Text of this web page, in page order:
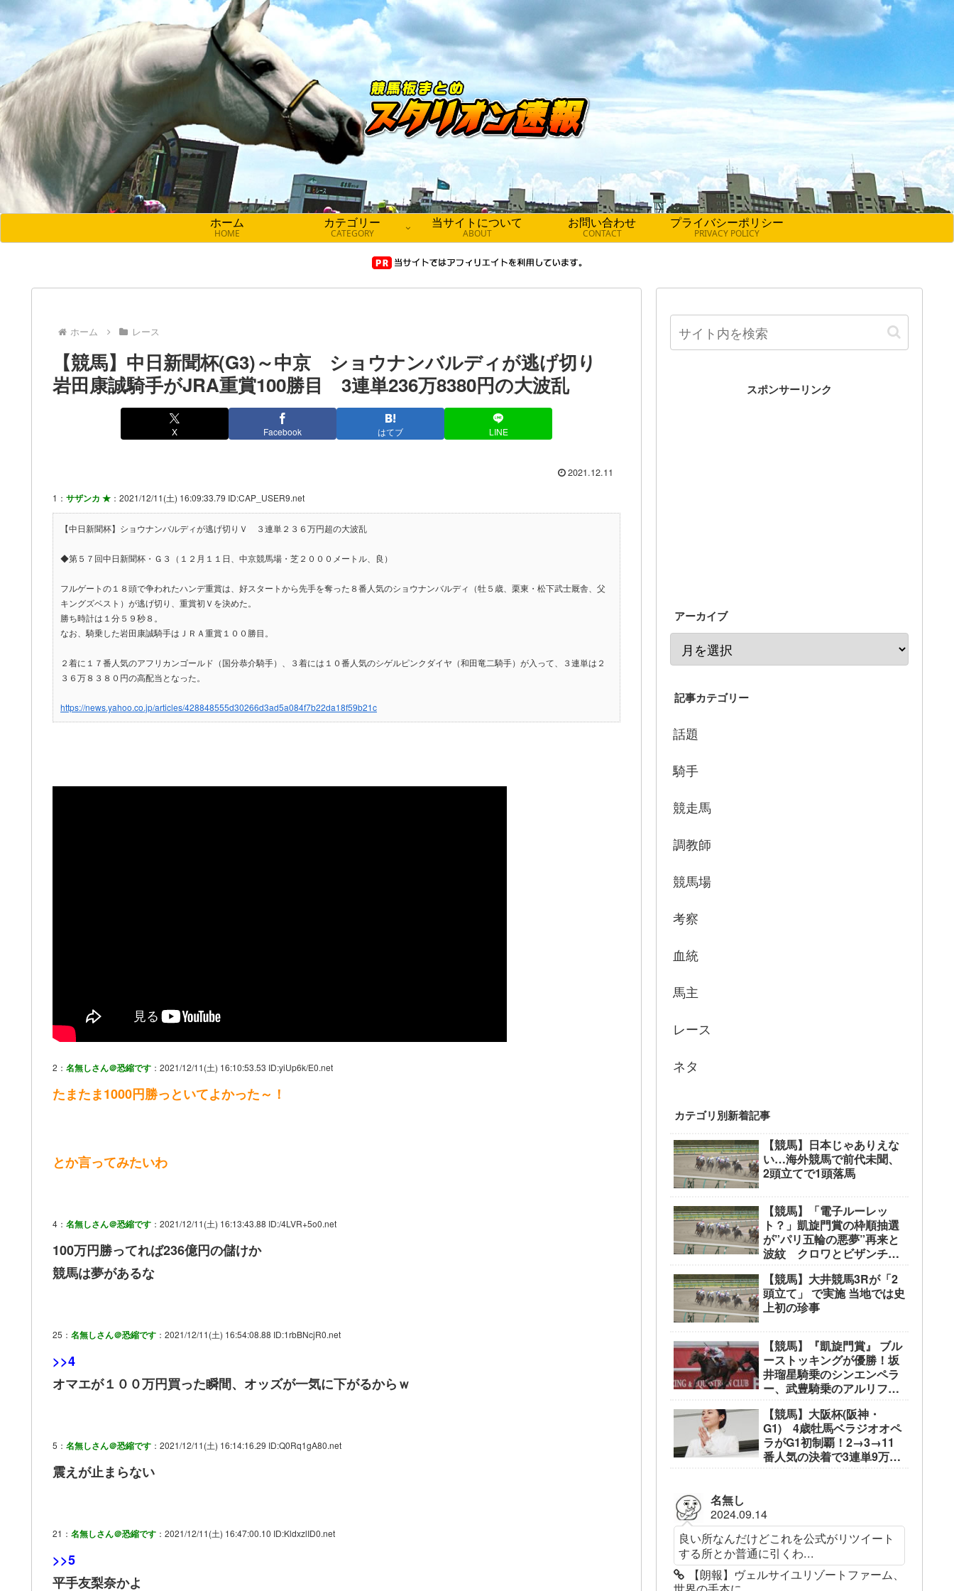
ホーム
HOME
カテゴリー
CATEGORY
当サイトについて
ABOUT
お問い合わせ
CONTACT
プライバシーポリシー
PRIVACY POLICY
ホーム レース
【競馬】中日新聞杯(G3)～中京 ショウナンバルディが逃げ切り
岩田康誠騎手がJRA重賞100勝目 3連単236万8380円の大波乱
X Facebook はてブ LINE
2021.12.11
1： サザンカ ★ ：2021/12/11(土) 16:09:33.79 ID:CAP_USER9.net
【中日新聞杯】ショウナンバルディが逃げ切りＶ ３連単２３６万円超の大波乱
◆第５７回中日新聞杯・Ｇ３（１２月１１日、中京競馬場・芝２０００メートル、良）
フルゲートの１８頭で争われたハンデ重賞は、好スタートから先手を奪った８番人気のショウナンバルディ（牡５歳、栗東・松下武士厩舎、父
キングズベスト）が逃げ切り、重賞初Ｖを決めた。
勝ち時計は１分５９秒８。
なお、騎乗した岩田康誠騎手はＪＲＡ重賞１００勝目。
２着に１７番人気のアフリカンゴールド（国分恭介騎手）、３着には１０番人気のシゲルピンクダイヤ（和田竜二騎手）が入って、３連単は２
３６万８３８０円の高配当となった。
https://news.yahoo.co.jp/articles/428848555d30266d3ad5a084f7b22da18f59b21c
2： 名無しさん＠恐縮です ：2021/12/11(土) 16:10:53.53 ID:yiUp6k/E0.net
たまたま1000円勝っといてよかった～！
とか言ってみたいわ
4： 名無しさん＠恐縮です ：2021/12/11(土) 16:13:43.88 ID:/4LVR+5o0.net
100万円勝ってれば236億円の儲けか
競馬は夢があるな
25： 名無しさん＠恐縮です ：2021/12/11(土) 16:54:08.88 ID:1rbBNcjR0.net
>>4
オマエが１００万円買った瞬間、オッズが一気に下がるからｗ
5： 名無しさん＠恐縮です ：2021/12/11(土) 16:14:16.29 ID:Q0Rq1gA80.net
震えが止まらない
21： 名無しさん＠恐縮です ：2021/12/11(土) 16:47:00.10 ID:KldxzlID0.net
>>5
平手友梨奈かよ
スポンサーリンク
アーカイブ
記事カテゴリー
話題
騎手
競走馬
調教師
競馬場
考察
血統
馬主
レース
ネタ
カテゴリ別新着記事
【競馬】日本じゃありえな
い…海外競馬で前代未聞、
2頭立てで1頭落馬
【競馬】「電子ルーレッ
ト？」凱旋門賞の枠順抽選
が”パリ五輪の悪夢”再来と
波紋 クロワとビザンチン
【競馬】大井競馬3Rが「2
頭立て」 で実施 当地では史
上初の珍事
【競馬】『凱旋門賞』 ブル
ーストッキングが優勝！坂
井瑠星騎乗のシンエンペラ
ー、武豊騎乗のアルリファ
【競馬】大阪杯(阪神・
G1) 4歳牡馬ベラジオオペ
ラがG1初制覇！2→3→11
番人気の決着で3連単9万
名無し
2024.09.14
良い所なんだけどこれを公式がリツイート
する所とか普通に引くわ...
【朗報】ヴェルサイユリゾートファーム、